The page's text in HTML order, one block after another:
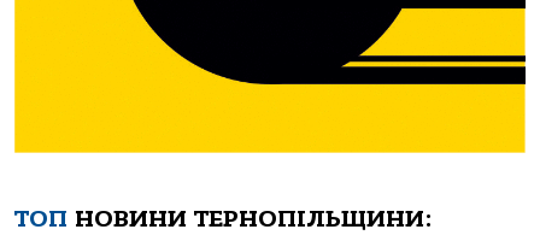
ТОП НОВИНИ ТЕРНОПІЛЬЩИНИ: